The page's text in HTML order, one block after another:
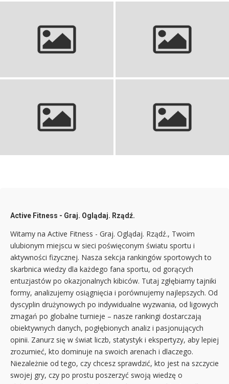
Dres do piłki nożnej dla dzieci:
Spodnie piłkarskie chłopięce:
Active Fitness - Graj. Oglądaj. Rządź.
Witamy na Active Fitness - Graj. Oglądaj. Rządź., Twoim
ulubionym miejscu w sieci poświęconym światu sportu i
aktywności fizycznej. Nasza sekcja rankingów sportowych to
skarbnica wiedzy dla każdego fana sportu, od gorących
entuzjastów po okazjonalnych kibiców. Tutaj zgłębiamy tajniki
formy, analizujemy osiągnięcia i porównujemy najlepszych. Od
dyscyplin drużynowych po indywidualne wyzwania, od ligowych
zmagań po globalne turnieje – nasze rankingi dostarczają
obiektywnych danych, pogłębionych analiz i pasjonujących
opinii. Zanurz się w świat liczb, statystyk i ekspertyzy, aby lepiej
zrozumieć, kto dominuje na swoich arenach i dlaczego.
Niezależnie od tego, czy chcesz sprawdzić, kto jest na szczycie
swojej gry, czy po prostu poszerzyć swoją wiedzę o